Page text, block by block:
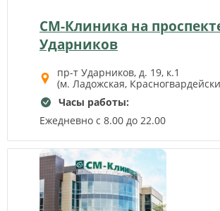
СМ-Клиника на
Ударников
пр-т Ударников, д. 19, к.1
(м. Ладожская,
Часы работы:
Ежедневно с 8.00 до 22.00